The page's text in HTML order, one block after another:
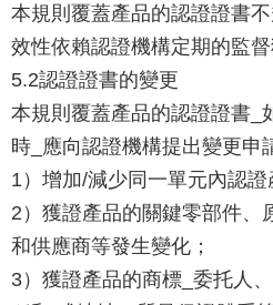
本規則覆蓋產品的認證證書
效性依賴認證機構定期的監
5.2認證證書的變更
本規則覆蓋產品的認證證書_
時_應向認證機構提出變更申
1）增加/減少同一單元內認證
2）獲證產品的關鍵零部件、
和供應商等發生變化；
3）獲證產品的商標_委托人